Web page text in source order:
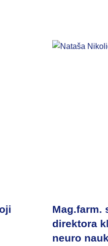
Mag.farm.
direktora
neuro